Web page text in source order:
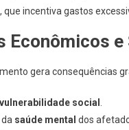
, que incentiva gastos
Econômicos e
gera consequências
vulnerabilidade social
saúde mental dos